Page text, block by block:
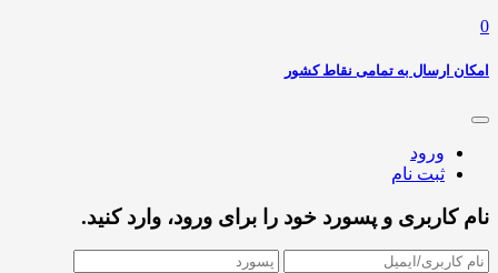
0
امکان ارسال به تمامی نقاط کشور
ورود
ثبت نام
نام کاربری و پسورد خود را برای ورود، وارد کنید.